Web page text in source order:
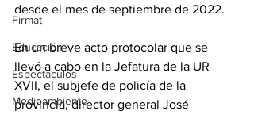
Firmat
Educación
Espectáculos
Medioambiente
desde el mes de septiembre de 2022.
En un breve acto protocolar que se
llevó a cabo en la Jefatura de la UR
XVII, el subjefe de policía de la
provincia, director general José